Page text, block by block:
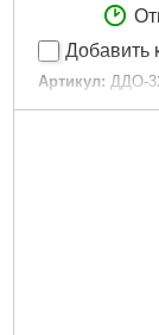
Добавить
Артикул: ДДО-
Код товара: